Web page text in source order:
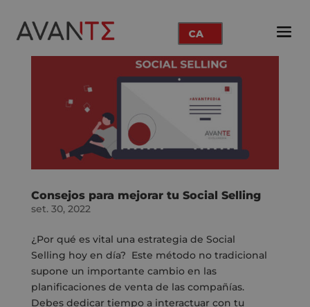
CA
Consejos para mejorar tu Social Selling
set. 30, 2022
¿Por qué es vital una estrategia de Social
Selling hoy en día? Este método no tradicional
supone un importante cambio en las
planificaciones de venta de las compañías.
Debes dedicar tiempo a interactuar con tu